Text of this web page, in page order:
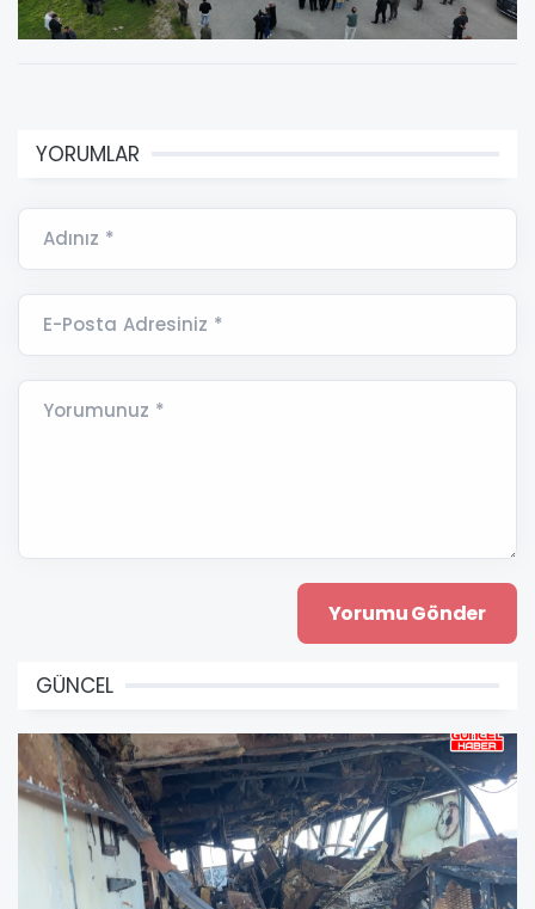
YORUMLAR
Adınız *
E-Posta Adresiniz *
Yorumunuz *
GÜNCEL